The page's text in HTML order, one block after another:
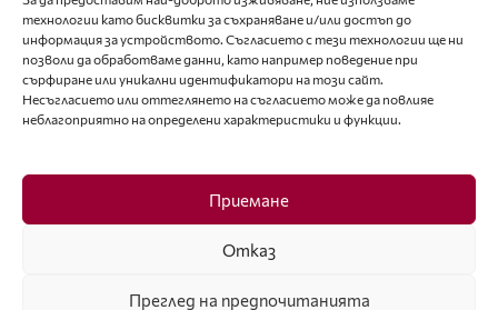
технологии като бисквитки за съхраняване и/или достъп до
информация за устройството. Съгласието с тези технологии ще ни
позволи да обработваме данни, като например поведение при
сърфиране или уникални идентификатори на този сайт.
Несъгласието или оттеглянето на съгласието може да повлияе
неблагоприятно на определени характеристики и функции.
Приемане
Отказ
Преглед на предпочитанията
editor@fashion-lifestyle.net
+359 88 227 33 47
Последвайте ни
Facebook